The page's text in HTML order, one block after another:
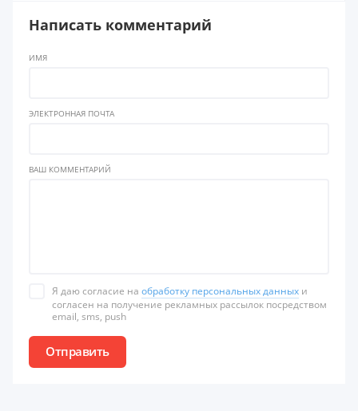
Написать комментарий
ИМЯ
ЭЛЕКТРОННАЯ ПОЧТА
ВАШ КОММЕНТАРИЙ
Я даю согласие на обработку персональных данных и
согласен на получение рекламных рассылок посредством
email, sms, push
Отправить